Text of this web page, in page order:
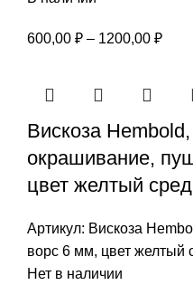
600,00 ₽ – 1200,00 ₽
Вискоза
окрашивание,
цвет желтый
Артикул: Вискоза
ворс 6 мм, цвет желтый
Нет в наличии